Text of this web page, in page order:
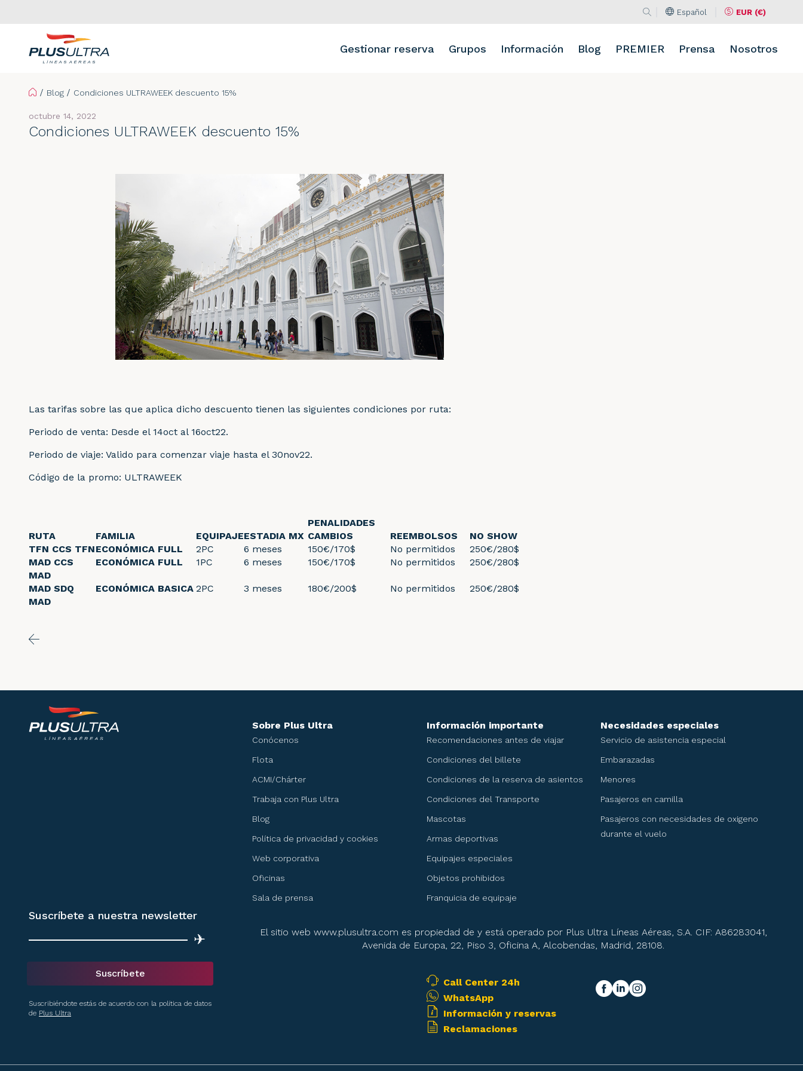
Buscar en la web
Buscar
Idioma Español Moneda EUR (€)
Gestionar reserva Grupos Información Blog PREMIER Prensa Nosotros
Home
Blog Condiciones ULTRAWEEK descuento 15%
Condiciones ULTRAWEEK descuento 15%
octubre 14, 2022
Las tarifas sobre las que aplica dicho descuento tienen las siguientes condiciones por ruta:
Periodo de venta: Desde el 14oct al 16oct22.
Periodo de viaje: Valido para comenzar viaje hasta el 30nov22.
Código de la promo: ULTRAWEEK
PENALIDADES
RUTA
FAMILIA EQUIPAJEESTADIA MX CAMBIOS REEMBOLSOS
NO SHOW
TFN CCS TFNECONÓMICA FULL 2PC 6 meses 150€/170$ No permitidos
250€/280$
MAD CCS
MAD
ECONÓMICA FULL 1PC 6 meses 150€/170$ No permitidos 250€/280$
MAD SDQ
MAD
ECONÓMICA BASICA 2PC 3 meses 180€/200$ No permitidos 250€/280$
Sobre Plus Ultra
Conócenos
Flota
ACMI/Chárter
Trabaja con Plus Ultra
Blog
Política de privacidad y cookies
Web corporativa
Oficinas
Sala de prensa
Información importante
Recomendaciones antes de viajar
Condiciones del billete
Condiciones de la reserva de asientos
Condiciones del Transporte
Mascotas
Armas deportivas
Equipajes especiales
Objetos prohibidos
Franquicia de equipaje
Necesidades especiales
Servicio de asistencia especial
Embarazadas
Menores
Pasajeros en camilla
Pasajeros con necesidades de oxigeno
durante el vuelo
El sitio web www.plusultra.com es propiedad de y está operado por Plus Ultra Líneas Aéreas, S.A. CIF: A86283041,
Avenida de Europa, 22, Piso 3, Oficina A, Alcobendas, Madrid, 28108.
y síguenos!
facebook
linkedIninstagram
Call Center 24h
WhatsApp
Información y reservas
Reclamaciones
Suscríbete a nuestra newsletter
✈
Suscríbete
Suscribiéndote estás de acuerdo con la política de datos
de Plus Ultra